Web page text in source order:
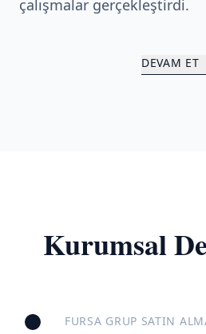
çalışmalar gerçekleştirdi.
DEVAM ET
Kurumsal
FURSA GRUP SATIN